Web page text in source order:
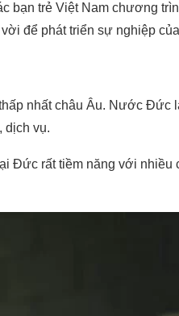
bạn trẻ Việt Nam chương
để phát triển sự nghiệp
nhất châu Âu. Nước Đức
dịch vụ.
rất tiềm năng với nhiều